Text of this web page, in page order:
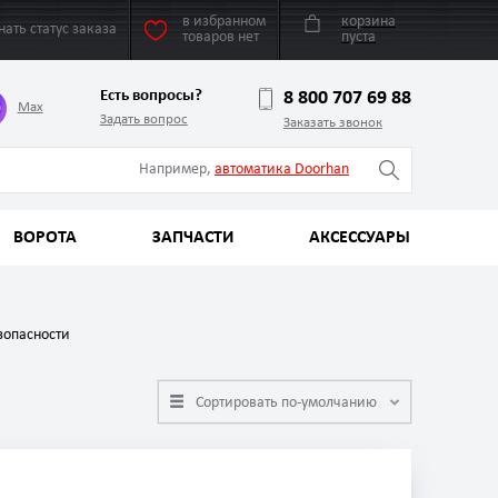
статус заказа
в избранном
товаров нет
корзина
пуста
Max
Есть вопросы?
Задать вопрос
8 800 707 69 88
Заказать звонок
Например, автоматика Doorhan
ВОРОТА ЗАПЧАСТИ АКСЕССУАРЫ
Сортировать по-умолчанию